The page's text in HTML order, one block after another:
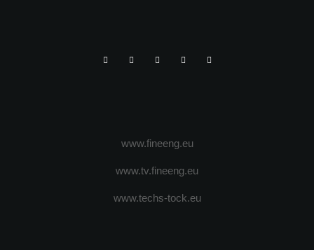
www.fineeng.eu
www.tv.fineeng.eu
www.techs-tock.eu